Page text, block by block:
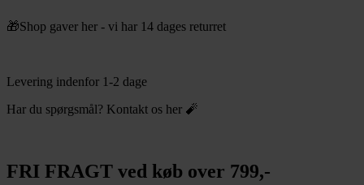
til
🎁Shop gaver her - vi har 14 dages returret
Levering indenfor 1-2 dage
Har du spørgsmål? Kontakt os her 🧨
FRI FRAGT ved køb over 799,-